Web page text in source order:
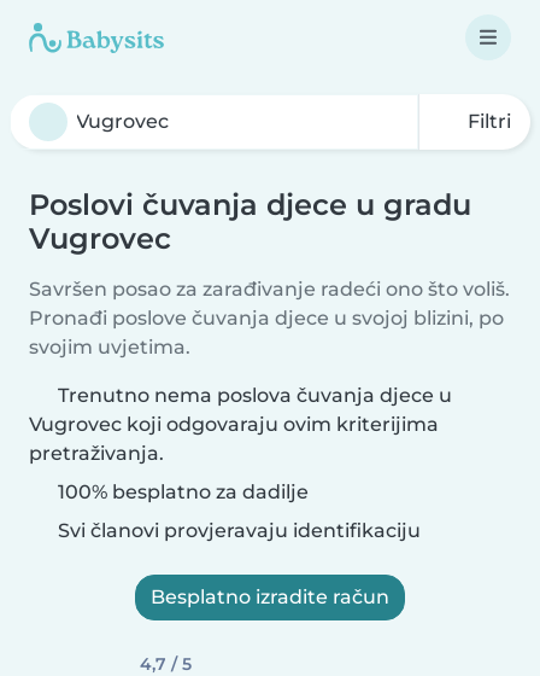
Filtri
Poslovi čuvanja djece u gradu
Vugrovec
Savršen posao za zarađivanje radeći ono što voliš.
Pronađi poslove čuvanja djece u svojoj blizini, po
svojim uvjetima.
Trenutno nema poslova čuvanja djece u
Vugrovec koji odgovaraju ovim kriterijima
pretraživanja.
100% besplatno za dadilje
Svi članovi provjeravaju identifikaciju
Besplatno izradite račun
4,7 / 5